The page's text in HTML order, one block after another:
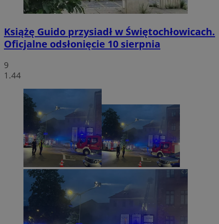
Książę Guido przysiadł w Świętochłowicach.
Oficjalne odsłonięcie 10 sierpnia
9
1.44